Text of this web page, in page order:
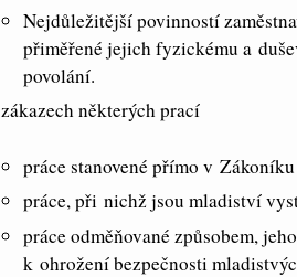
Nejdůležitější povinností
přiměřené jejich fyzickému a
povolání.
zákazech některých prací
práce stanovené přímo v
práce, při nichž jsou mladiství
práce odměňované způsobem,
k ohrožení bezpečnosti